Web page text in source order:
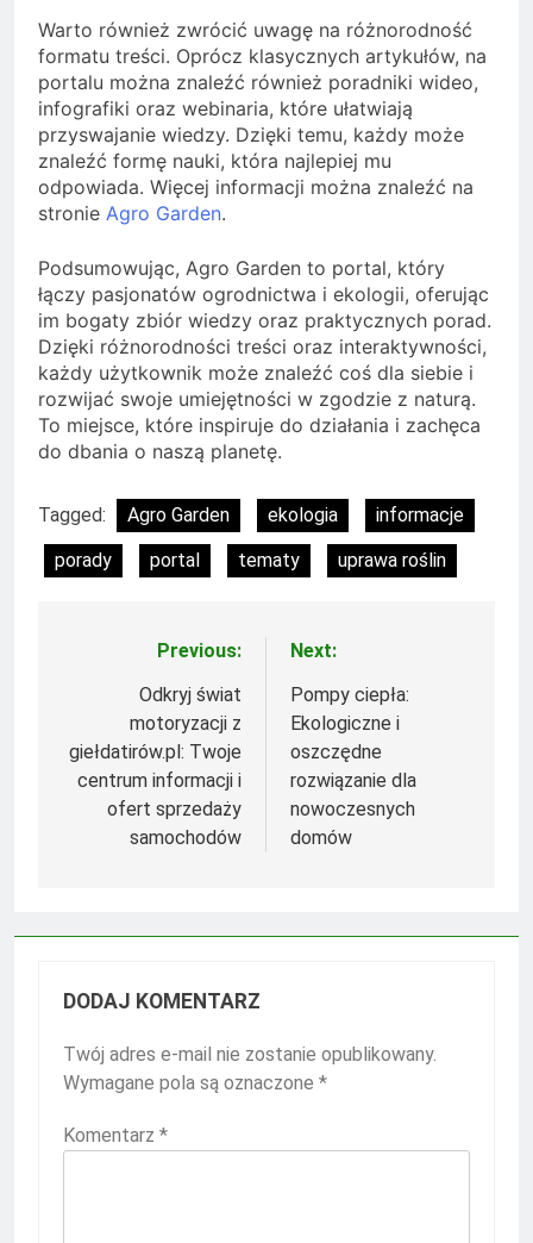
Warto również zwrócić uwagę na różnorodność
formatu treści. Oprócz klasycznych artykułów, na
portalu można znaleźć również poradniki wideo,
infografiki oraz webinaria, które ułatwiają
przyswajanie wiedzy. Dzięki temu, każdy może
znaleźć formę nauki, która najlepiej mu
odpowiada. Więcej informacji można znaleźć na
stronie Agro Garden.
Podsumowując, Agro Garden to portal, który
łączy pasjonatów ogrodnictwa i ekologii, oferując
im bogaty zbiór wiedzy oraz praktycznych porad.
Dzięki różnorodności treści oraz interaktywności,
każdy użytkownik może znaleźć coś dla siebie i
rozwijać swoje umiejętności w zgodzie z naturą.
To miejsce, które inspiruje do działania i zachęca
do dbania o naszą planetę.
Tagged: Agro Garden ekologia
informacje
porady
portal tematy uprawa roślin
NawigacjaPrevious:
Odkryj świat
motoryzacji z
giełdatirów.pl: Twoje
centrum informacji i
ofert sprzedaży
samochodów
Next:
Pompy ciepła:
Ekologiczne i
oszczędne
rozwiązanie dla
nowoczesnych
domów
DODAJ KOMENTARZ
Twój adres e-mail nie zostanie opublikowany.
Wymagane pola są oznaczone *
Komentarz *